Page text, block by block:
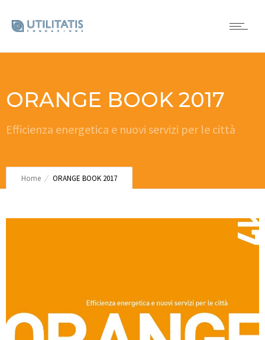
ORANGE BOOK 2017
Efficienza energetica e nuovi servizi per le città
Home ORANGE BOOK 2017